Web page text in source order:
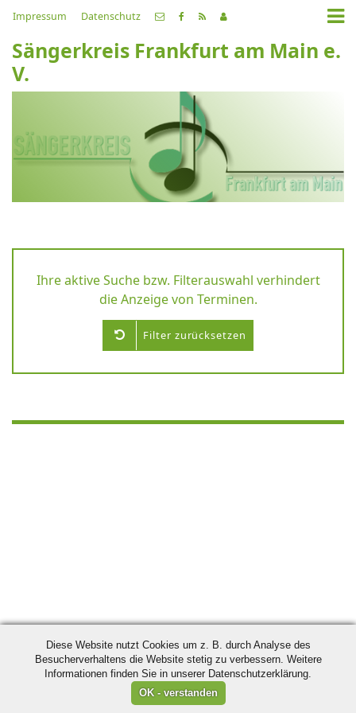
Impressum Datenschutz
Sängerkreis Frankfurt am Main e.
V.
Ihre aktive Suche bzw. Filterauswahl verhindert
die Anzeige von Terminen.
Filter zurücksetzen
Diese Website nutzt Cookies um z. B. durch Analyse des
Besucherverhaltens die Website stetig zu verbessern. Weitere
Informationen finden Sie in unserer Datenschutzerklärung.